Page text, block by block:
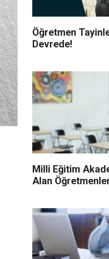
Öğretmen
Devrede!
Milli Eğitim
Alan